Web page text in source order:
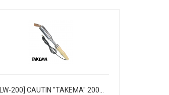
[TLW-200] CAUTIN "TAKEMA" 200W 220/VAC M/MADERA T/HACHA PUNTA COBRE.CAJA CJX25